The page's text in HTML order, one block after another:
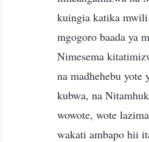
kuingia katika mwili
mgogoro baada ya
Nimesema
na madhehebu
kubwa, na
wowote, wote
wakati ambapo hii